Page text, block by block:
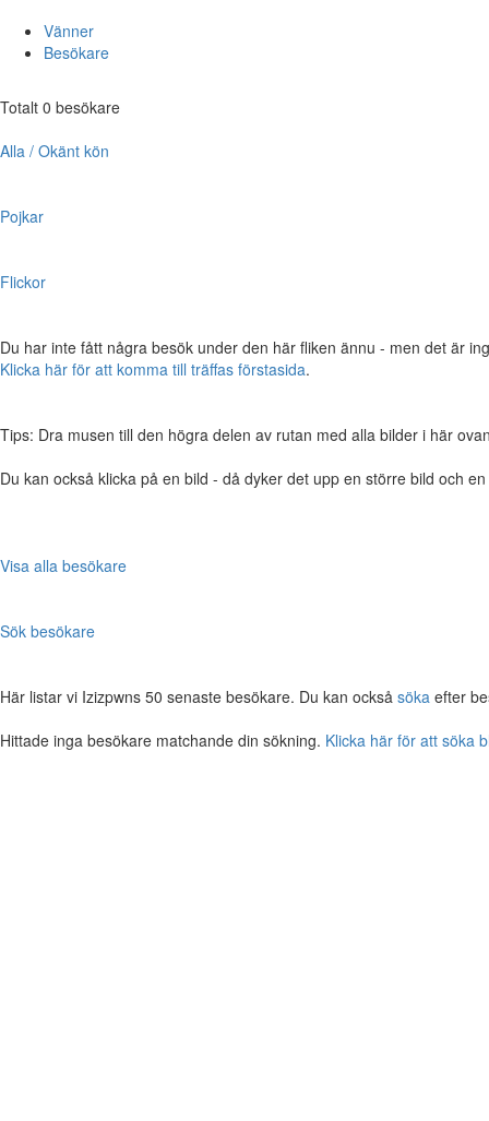
Vänner
Besökare
Totalt 0 besökare
Alla / Okänt kön
Pojkar
Flickor
Du har inte fått några besök under den här fliken ännu - men det är
Klicka här för att komma till träffas förstasida.
Tips: Dra musen till den högra delen av rutan med alla bilder i här
Du kan också klicka på en bild - då dyker det upp en större bild och
Visa alla besökare
Sök besökare
Här listar vi Izizpwns 50 senaste besökare. Du kan också söka efter
Hittade inga besökare matchande din sökning. Klicka här för att söka